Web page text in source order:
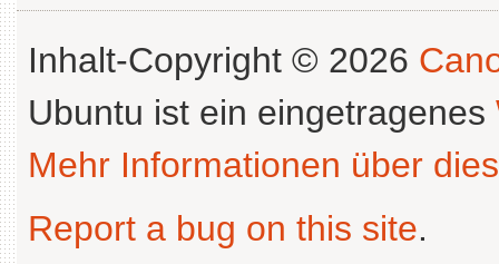
Inhalt-Copyright © 2026
Ubuntu ist ein eingetragenes
Mehr Informationen über
Report a bug on this site.